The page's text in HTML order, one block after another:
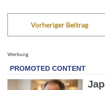
Vorheriger Beitrag
Werbung